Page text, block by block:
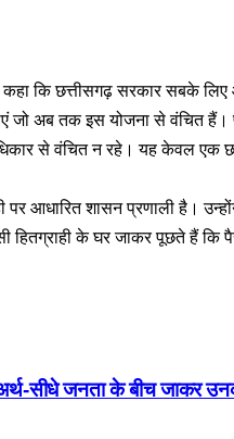
कि छत्तीसगढ़ सरकार सबके लिए
जो अब तक इस योजना से वंचित
से वंचित न रहे। यह केवल एक
पर आधारित शासन प्रणाली है।
के घर जाकर पूछते हैं कि
सीधे जनता के बीच जाकर